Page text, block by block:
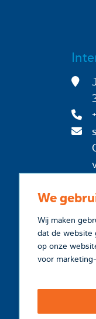
We
Wij maken
dat de website
op onze
voor